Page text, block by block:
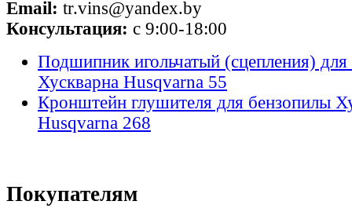
Email: tr.vins@yandex.by
Консультация: с 9:00-18:00
Подшипник игольчатый (сцепления)
Хускварна Husqvarna 55
Кронштейн глушителя для бензопилы
Husqvarna 268
Покупателям